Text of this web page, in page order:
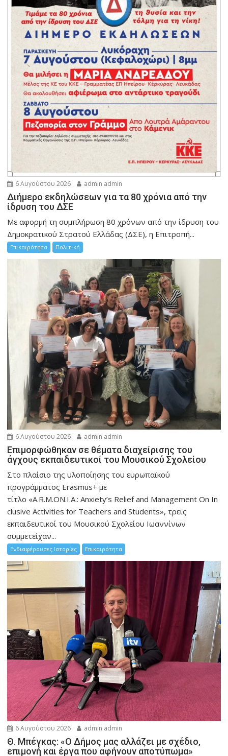
6 Αυγούστου 2026 admin admin
Διήμερο εκδηλώσεων για τα 80 χρόνια από την
ίδρυση του ΔΣΕ
Με αφορμή τη συμπλήρωση 80 χρόνων από την ίδρυση του
Δημοκρατικού Στρατού Ελλάδας (ΔΣΕ), η Επιτροπή...
Επικαιρότητα Πολιτική
6 Αυγούστου 2026 admin admin
Eπιμορφώθηκαν σε θέματα διαχείρισης του
άγχους εκπαιδευτικοί του Μουσικού Σχολείου
Στο πλαίσιο της υλοποίησης του ευρωπαϊκού
προγράμματος Erasmus+ με
τίτλο «A.R.M.ON.I.A.: Anxiety’s Relief and Management On In
clusive Activities for Teachers and Students», τρεις
εκπαιδευτικοί του Μουσικού Σχολείου Ιωαννίνων
συμμετείχαν...
Ενδιαφέρουσες Ιστορίες Επικαιρότητα
6 Αυγούστου 2026 admin admin
Θ. Μπέγκας: «Ο Δήμος μας αλλάζει με σχέδιο,
επιμονή και έργα που αφήνουν αποτύπωμα»